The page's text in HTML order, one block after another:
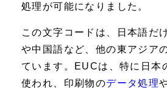
処理が可能になりました。
この文字コードは、日本語だ
や中国語など、他の東アジア
ています。EUCは、特に日本
使われ、印刷物のデータ処理